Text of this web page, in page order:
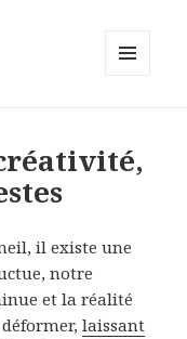
il existe une
notre
et la réalité
déformer,laissant